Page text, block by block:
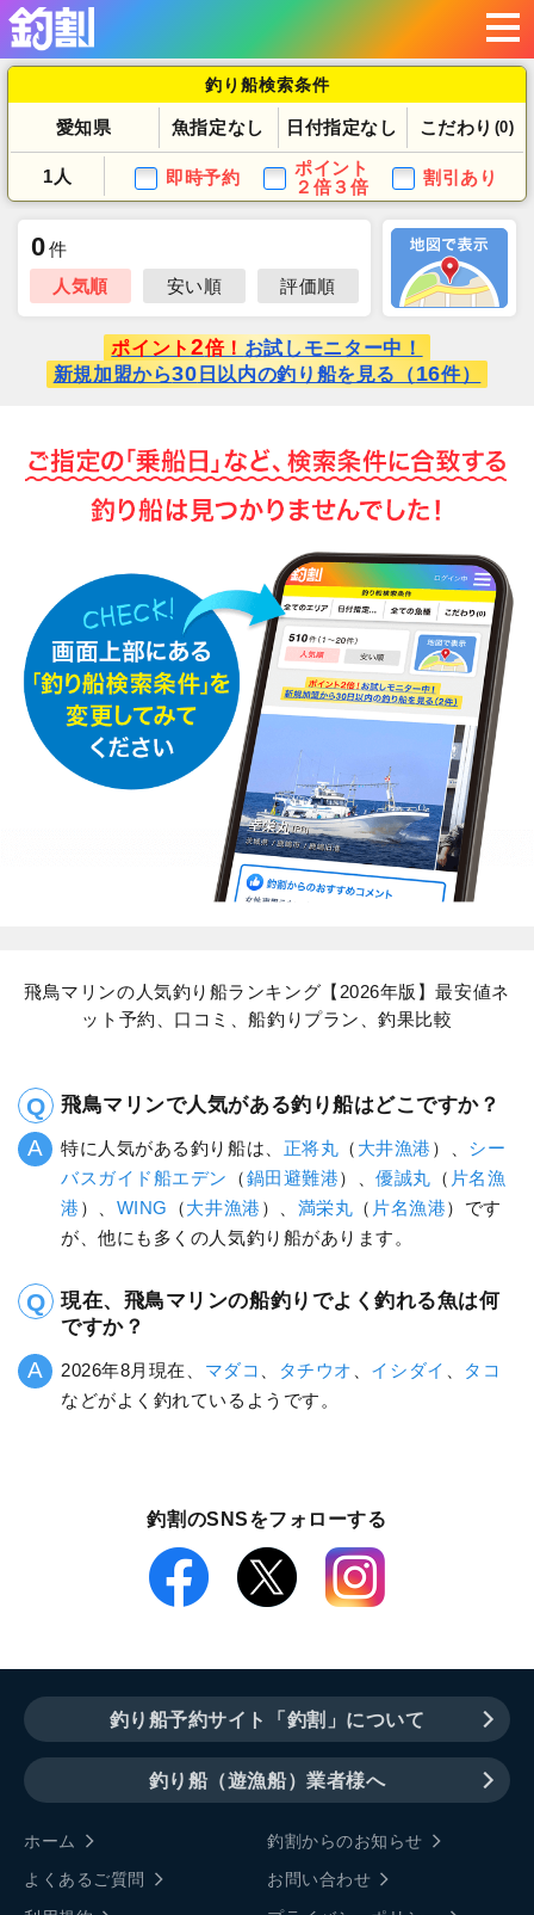
釣り船検索条件
愛知県 魚指定なし 日付指定なし こだわり (0)
1人 即時予約
ポイント
２倍３倍
割引あり
0件
人気順
安い順 評価順
ポイント 2倍！ お試しモニター中！
新規加盟から30 日以内の釣り船を見る（16件）
飛鳥マリンの人気釣り船ランキング【2026年版】最安値ネ
ット予約、口コミ、船釣りプラン、釣果比較
飛鳥マリンで人気がある釣り船はどこですか？
特に人気がある釣り船は、 正将丸 （ 大井漁港 ）、 シー
バスガイド船エデン
（鍋田避難港）、優誠丸 （ 片名漁
港 ）、 WING （大井漁港 ）、 満栄丸 （ 片名漁港）です
が、他にも多くの人気釣り船があります。
現在、飛鳥マリンの船釣りでよく釣れる魚は何
ですか？
2026年8月現在、 マダコ タチウオ イシダイ
タコ
などがよく釣れているようです。
釣割のSNSをフォローする
釣り船予約サイト「釣割」について
釣り船（遊漁船）業者様へ
ホーム
釣割からのお知らせ
よくあるご質問
お問い合わせ